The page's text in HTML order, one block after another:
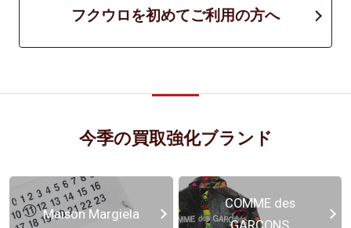
フクウロを初めてご利用の方へ
今季の買取強化ブランド
Maison Margiela
COMME des
GARCONS